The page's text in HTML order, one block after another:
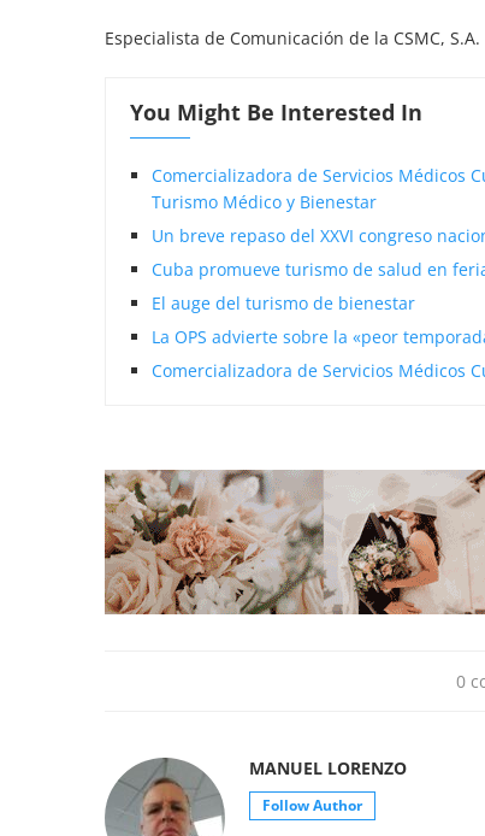
Especialista de Comunicación de la CSMC, S.A.
You Might Be Interested In
Comercializadora de Servicios Médicos
Turismo Médico y Bienestar
Un breve repaso del XXVI congreso
Cuba promueve turismo de salud en
El auge del turismo de bienestar
La OPS advierte sobre la «peor
Comercializadora de Servicios Médicos
0
MANUEL LORENZO
Follow Author